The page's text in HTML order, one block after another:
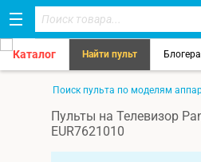
Каталог Найти пульт
Поиск пульта по моделям
Пульты на Телевизор
EUR7621010